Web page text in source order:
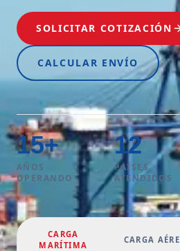
SOLICITAR COTIZACIÓN
CALCULAR ENVÍO
15+
AÑOS
OPERANDO
12
PAÍSES
ATENDIDOS
CARGA
MARÍTIMA
CARGA